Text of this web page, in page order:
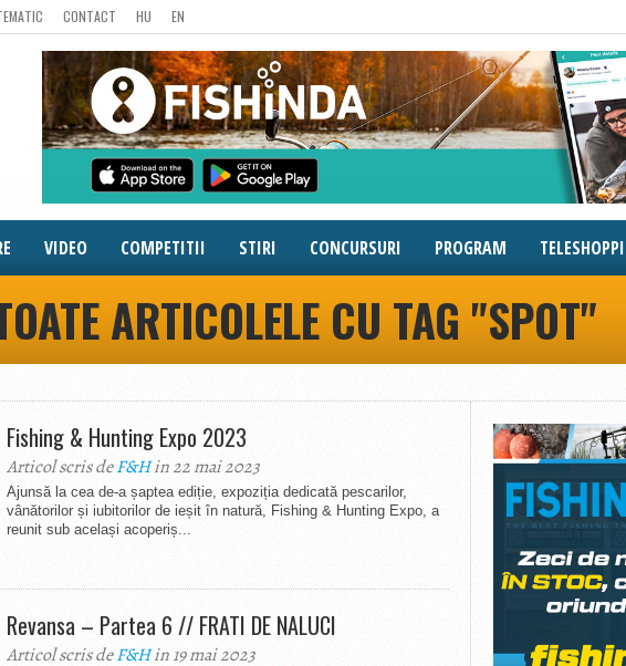
CONTACT HU EN
VIDEO COMPETITII STIRI CONCURSURI PROGRAM
ARTICOLELE CU TAG "SPOT"
Fishing & Hunting Expo 2023
Articol scris deF&Hin 22 mai 2023
Ajunsă la cea de-a șaptea ediție, expoziția dedicată pescarilor,
vânătorilor și iubitorilor de ieșit în natură, Fishing & Hunting Expo, a
reunit sub același acoperiș...
Revansa – Partea 6 // FRATI DE NALUCI
Articol scris deF&Hin 19 mai 2023